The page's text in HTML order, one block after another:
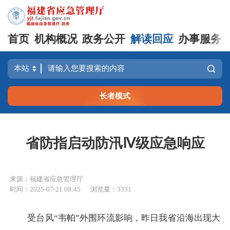
首页 机构概况 政务公开 解读回应 办事服务
长者模式
省防指启动防汛Ⅳ级应急响应
来源：福建省应急管理厅
时间：2025-07-21 08:45
浏览量：3331
受台风“韦帕”外围环流影响，昨日我省沿海出现大